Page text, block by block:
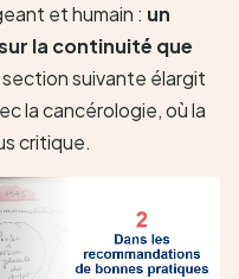
et humain : un
la continuité que
section suivante élargit
la cancérologie, où la
critique.